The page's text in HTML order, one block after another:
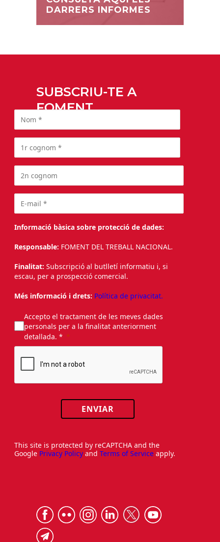
DARRERS INFORMES
SUBSCRIU-TE A
FOMENT
Informació bàsica sobre protecció de dades:
Responsable: FOMENT DEL TREBALL NACIONAL.
Finalitat: Subscripció al butlletí informatiu i, si
escau, per a prospecció comercial.
Més informació i drets: Política de privacitat.
Accepto el tractament de les meves dades
personals per a la finalitat anteriorment
detallada. *
ENVIAR
This site is protected by reCAPTCHA and the
Google Privacy Policy and Terms of Service apply.